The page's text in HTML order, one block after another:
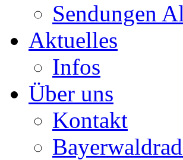
Sendungen
Aktuelles
Infos
Über uns
Kontakt